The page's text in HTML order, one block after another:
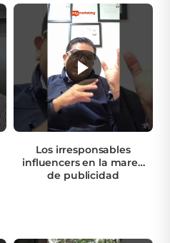
Los irresponsables
influencers en la marea
de publicidad